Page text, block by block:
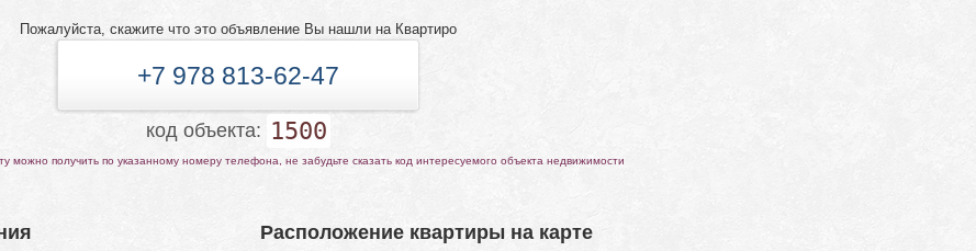
Пожалуйста, скажите что это объявление Вы нашли на Квартиро
+7 978 813-62-47
код объекта: 1500
можно получить по указанному номеру телефона, не забудьте сказать код интересуемого объекта недвижимости
Расположение квартиры на карте